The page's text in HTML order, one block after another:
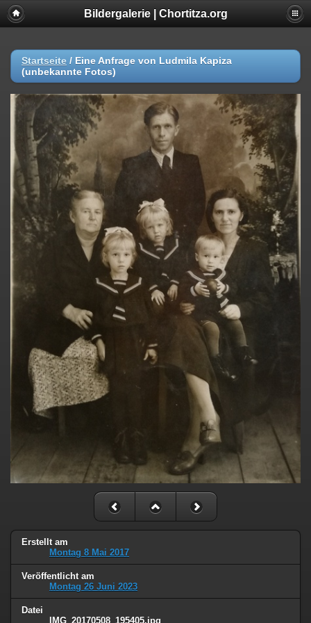
Bildergalerie | Chortitza.org
Startseite / Eine Anfrage von Ludmila Kapiza
(unbekannte Fotos)
Erstellt am
Montag 8 Mai 2017
Veröffentlicht am
Montag 26 Juni 2023
Datei
IMG_20170508_195405.jpg